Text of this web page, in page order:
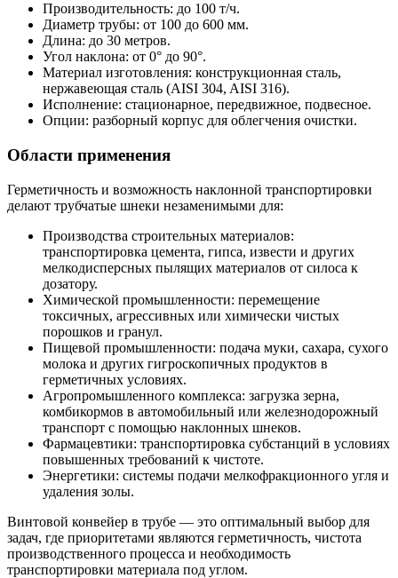
Производительность: до 100 т/ч.
Диаметр трубы: от 100 до 600 мм.
Длина: до 30 метров.
Угол наклона: от 0° до 90°.
Материал изготовления: конструкционная сталь,
нержавеющая сталь (AISI 304, AISI 316).
Исполнение: стационарное, передвижное, подвесное.
Опции: разборный корпус для облегчения очистки.
Области применения
Герметичность и возможность наклонной транспортировки
делают трубчатые шнеки незаменимыми для:
Производства строительных материалов:
транспортировка цемента, гипса, извести и других
мелкодисперсных пылящих материалов от силоса к
дозатору.
Химической промышленности: перемещение
токсичных, агрессивных или химически чистых
порошков и гранул.
Пищевой промышленности: подача муки, сахара, сухого
молока и других гигроскопичных продуктов в
герметичных условиях.
Агропромышленного комплекса: загрузка зерна,
комбикормов в автомобильный или железнодорожный
транспорт с помощью наклонных шнеков.
Фармацевтики: транспортировка субстанций в условиях
повышенных требований к чистоте.
Энергетики: системы подачи мелкофракционного угля и
удаления золы.
Винтовой конвейер в трубе — это оптимальный выбор для
задач, где приоритетами являются герметичность, чистота
производственного процесса и необходимость
транспортировки материала под углом.